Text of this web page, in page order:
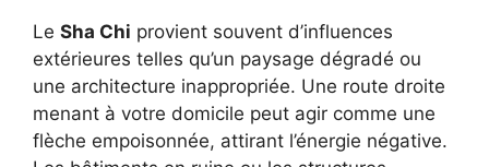
Le Sha Chi provient souvent d’influences
extérieures telles qu’un paysage dégradé ou
une architecture inappropriée. Une route droite
menant à votre domicile peut agir comme une
flèche empoisonnée, attirant l’énergie négative.